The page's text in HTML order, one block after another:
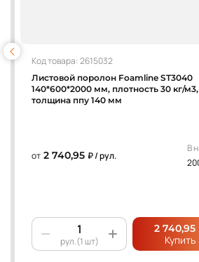
Код товара: 2615032
Листовой поролон Foamline ST3040
140*600*2000 мм, плотность 30 кг/м3,
толщина ппу 140 мм
от 2 740,95 ₽ / рул.
В
рул.(1 шт)
2 740,95
Купить